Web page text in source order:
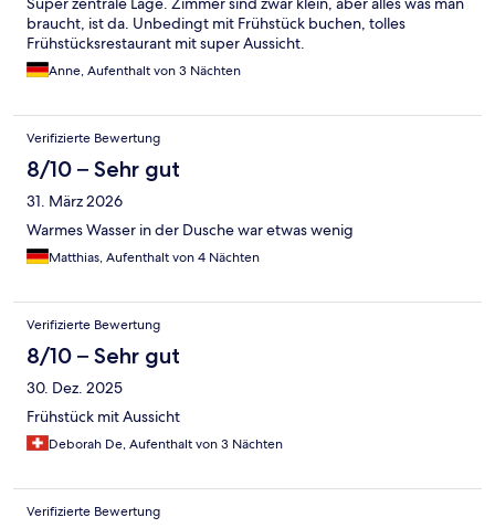
braucht, ist da. Unbedingt mit Frühstück buchen, tolles
Frühstücksrestaurant mit super Aussicht.
Anne, Aufenthalt von 3 Nächten
Verifizierte Bewertung
8/10 – Sehr gut
31. März 2026
Warmes Wasser in der Dusche war etwas wenig
Matthias, Aufenthalt von 4 Nächten
Verifizierte Bewertung
8/10 – Sehr gut
30. Dez. 2025
Frühstück mit Aussicht
Deborah De, Aufenthalt von 3 Nächten
Verifizierte Bewertung